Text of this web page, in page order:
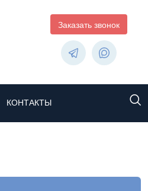
Заказать звонок
КОНТАКТЫ